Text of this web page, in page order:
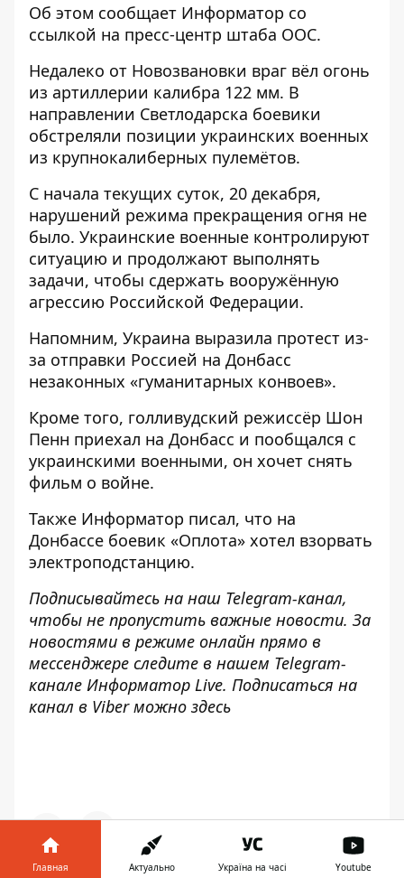
Об этом сообщает Информатор со
ссылкой на пресс-центр штаба ООС.
Недалеко от Новозвановки враг вёл огонь
из артиллерии калибра 122 мм. В
направлении Светлодарска боевики
обстреляли позиции украинских военных
из крупнокалиберных пулемётов.
С начала текущих суток, 20 декабря,
нарушений режима прекращения огня не
было. Украинские военные контролируют
ситуацию и продолжают выполнять
задачи, чтобы сдержать вооружённую
агрессию Российской Федерации.
Напомним, Украина выразила протест из-
за отправки Россией на Донбасс
незаконных «гуманитарных конвоев».
Кроме того, голливудский режиссёр Шон
Пенн приехал на Донбасс и пообщался с
украинскими военными, он хочет снять
фильм о войне.
Также Информатор писал, что на
Донбассе боевик «Оплота» хотел взорвать
электроподстанцию.
Подписывайтесь на наш Telegram-канал,
чтобы не пропустить важные новости. За
новостями в режиме онлайн прямо в
мессенджере следите в нашем Telegram-
канале Информатор Live. Подписаться на
канал в Viber можно здесь
Главная Актуально Україна на часі Youtube